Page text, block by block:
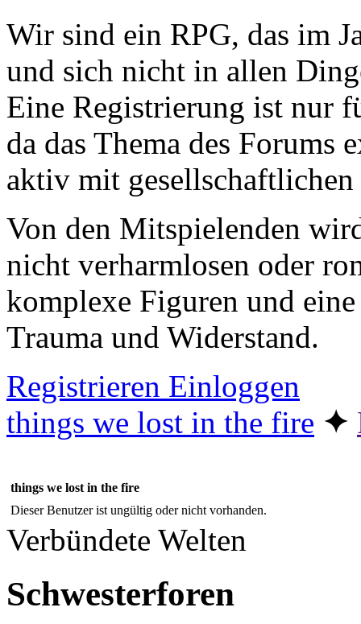
Wir sind ein RPG, das im
und sich nicht in allen
Eine Registrierung ist nur
da das Thema des Forums
aktiv mit
Von den Mitspielenden
nicht verharmlosen oder
komplexe Figuren und
Trauma und Widerstand.
Registrieren Einloggen
things we lost in the fire ✦︎
things we lost in the fire
Dieser Benutzer ist ungültig oder nicht vorhanden.
Verbündete Welten
Schwesterforen